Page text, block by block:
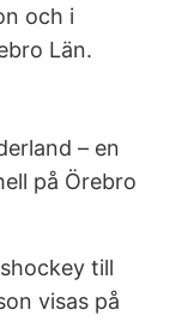
och i
Län.
– en
på Örebro
till
visas på